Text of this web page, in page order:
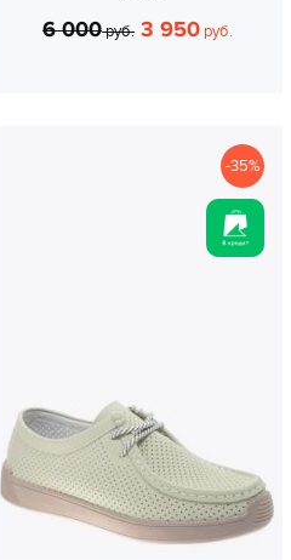
6 000руб. 3 950 руб.
-35%